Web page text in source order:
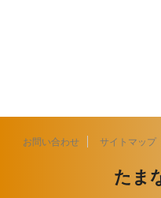
お問い合わせ サイトマップ
たま